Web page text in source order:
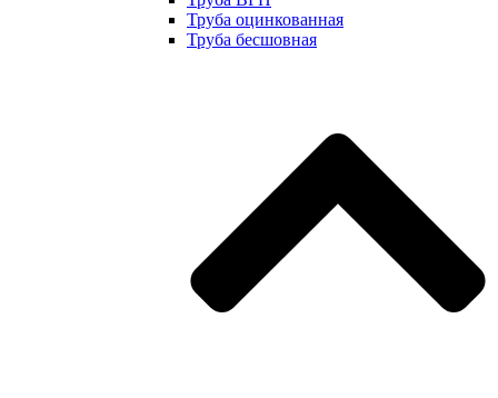
Труба оцинкованная
Труба бесшовная